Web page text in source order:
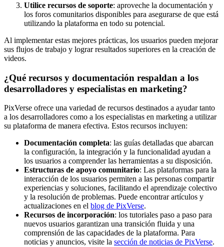
Utilice recursos de soporte: aproveche la documentación y
los foros comunitarios disponibles para asegurarse de que está
utilizando la plataforma en todo su potencial.
Al implementar estas mejores prácticas, los usuarios pueden mejorar
sus flujos de trabajo y lograr resultados superiores en la creación de
videos.
¿Qué recursos y documentación respaldan a los
desarrolladores y especialistas en marketing?
PixVerse ofrece una variedad de recursos destinados a ayudar tanto
a los desarrolladores como a los especialistas en marketing a utilizar
su plataforma de manera efectiva. Estos recursos incluyen:
Documentación completa: las guías detalladas que abarcan
la configuración, la integración y la funcionalidad ayudan a
los usuarios a comprender las herramientas a su disposición.
Estructuras de apoyo comunitario: Las plataformas para la
interacción de los usuarios permiten a las personas compartir
experiencias y soluciones, facilitando el aprendizaje colectivo
y la resolución de problemas. Puede encontrar artículos y
actualizaciones en el blog de PixVerse.
Recursos de incorporación: los tutoriales paso a paso para
nuevos usuarios garantizan una transición fluida y una
comprensión de las capacidades de la plataforma. Para
noticias y anuncios, visite la sección de noticias de PixVerse.